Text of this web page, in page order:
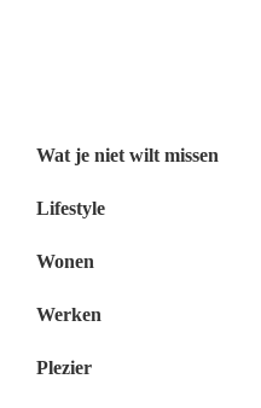
Wat je niet wilt missen
Lifestyle
Wonen
Werken
Plezier